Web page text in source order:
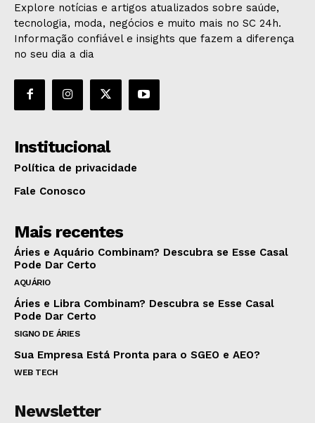
Explore notícias e artigos atualizados sobre saúde,
tecnologia, moda, negócios e muito mais no SC 24h.
Informação confiável e insights que fazem a diferença
no seu dia a dia
Institucional
Política de privacidade
Fale Conosco
Mais recentes
Áries e Aquário Combinam? Descubra se Esse Casal
Pode Dar Certo
AQUÁRIO
Áries e Libra Combinam? Descubra se Esse Casal
Pode Dar Certo
SIGNO DE ÁRIES
Sua Empresa Está Pronta para o SGEO e AEO?
WEB TECH
Newsletter